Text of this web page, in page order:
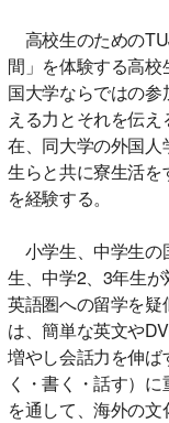
高校生のための
間」を体験する高
国大学ならではの
える力とそれを伝
在、同大学の外国
生らと共に寮生活
を経験する。
小学生、中学生の
生、中学2、3年生
英語圏への留学を
は、簡単な英文や
増やし会話力を伸
く・書く・話す）
を通して、海外の